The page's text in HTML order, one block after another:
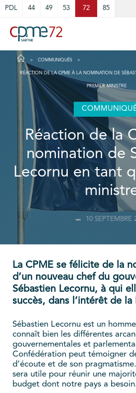
PDL 44 49 53 72 85
COMMUNIQUÉS
RÉACTION DE LA CPME À LA NOMINATION DE
PREMIER MINISTRE
Réaction de la
nomination de
Lecornu en tant
10 SEPTEMBRE
La CPME se félicite de la
d’un nouveau chef du
Sébastien Lecornu, à qui
succès, dans l’intérêt de la
Sébastien Lecornu est un
connaît bien les différentes
gouvernementales et
Confédération peut témoigner
d’écoute et de son
sera utile pour réunir une
budget dont notre pays a
Cookies management panel